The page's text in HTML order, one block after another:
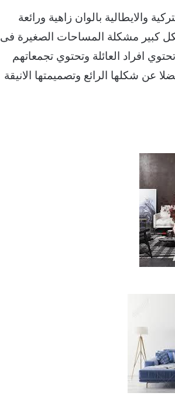
والايطالية بالوان زاهية ورائعة
كبير مشكلة المساحات الصغيرة فى
افراد العائلة وتحتوي تجمعاتهم
عن شكلها الرائع وتصميمتها الانيقة